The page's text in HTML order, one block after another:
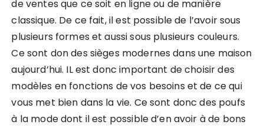
de ventes que ce soit en ligne ou de manière
classique. De ce fait, il est possible de l’avoir sous
plusieurs formes et aussi sous plusieurs couleurs.
Ce sont don des sièges modernes dans une maison
aujourd’hui. IL est donc important de choisir des
modèles en fonctions de vos besoins et de ce qui
vous met bien dans la vie. Ce sont donc des poufs
à la mode dont il est possible d’en avoir à de bons